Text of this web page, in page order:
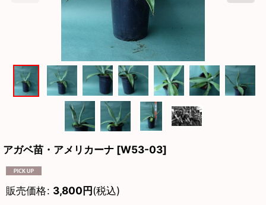
アガベ苗・アメリカーナ [W53-03]
販売価格: 3,800円(税込)